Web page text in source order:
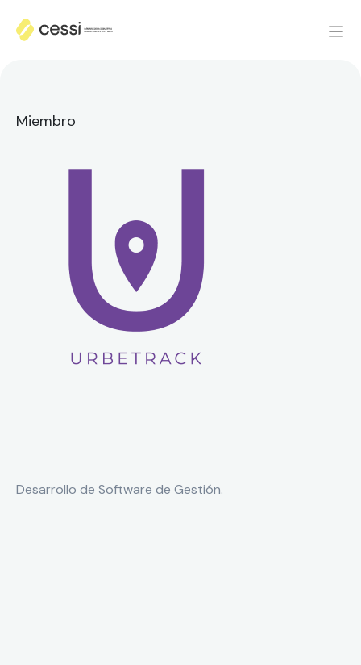
Miembro
Desarrollo de Software de Gestión.